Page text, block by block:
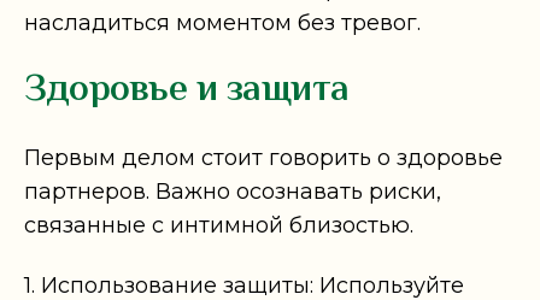
насладиться моментом без тревог.
Здоровье и защита
Первым делом стоит говорить о здоровье
партнеров. Важно осознавать риски,
связанные с интимной близостью.
1. Использование защиты: Используйте